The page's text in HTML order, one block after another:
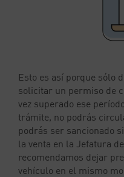
Esto es así porque sólo
solicitar un permiso de
vez superado ese
trámite, no podrás
podrás ser sancionado
la venta en la Jefatura
recomendamos dejar
vehículo en el mismo